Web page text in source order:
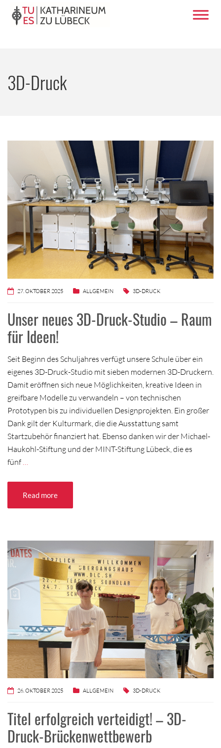
3D-Druck
27. OKTOBER 2025 ALLGEMEIN 3D-DRUCK
Unser neues 3D-Druck-Studio – Raum
für Ideen!
Seit Beginn des Schuljahres verfügt unsere Schule über ein
eigenes 3D-Druck-Studio mit sieben modernen 3D-Druckern.
Damit eröffnen sich neue Möglichkeiten, kreative Ideen in
greifbare Modelle zu verwandeln – von technischen
Prototypen bis zu individuellen Designprojekten. Ein großer
Dank gilt der Kulturmark, die die Ausstattung samt
Startzubehör finanziert hat. Ebenso danken wir der Michael-
Haukohl-Stiftung und der MINT-Stiftung Lübeck, die es
fünf
Read more
26. OKTOBER 2025 ALLGEMEIN 3D-DRUCK
Titel erfolgreich verteidigt! – 3D-
Druck-Brückenwettbewerb